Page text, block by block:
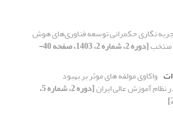
نگاری حکمرانی توسعه فناوری‌های هوش
[دوره 2، شماره 2، 1403، صفحه 40-
واکاوی مولفه های موثر بر بهبود
نظام آموزش عالی ایران [دوره 2، شماره 5،